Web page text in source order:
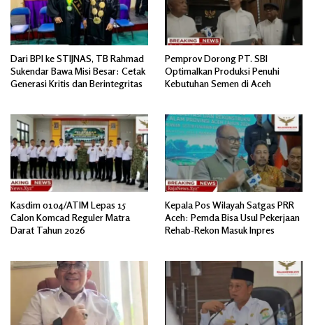
Dari BPI ke STIJNAS, TB Rahmad
Sukendar Bawa Misi Besar: Cetak
Generasi Kritis dan Berintegritas
Pemprov Dorong PT. SBI
Optimalkan Produksi Penuhi
Kebutuhan Semen di Aceh
Kasdim 0104/ATIM Lepas 15
Calon Komcad Reguler Matra
Darat Tahun 2026
Kepala Pos Wilayah Satgas PRR
Aceh: Pemda Bisa Usul Pekerjaan
Rehab-Rekon Masuk Inpres